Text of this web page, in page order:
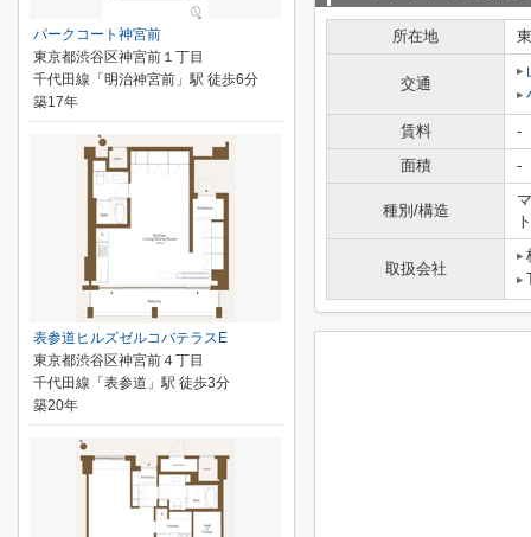
所在地
交通
賃料
-
面積
-
種別/構造
ト
取扱会社
パークコート神宮前
東京都渋谷区神宮前１丁目
千代田線「明治神宮前」駅 徒歩6分
築17年
表参道ヒルズゼルコバテラスE
東京都渋谷区神宮前４丁目
千代田線「表参道」駅 徒歩3分
築20年